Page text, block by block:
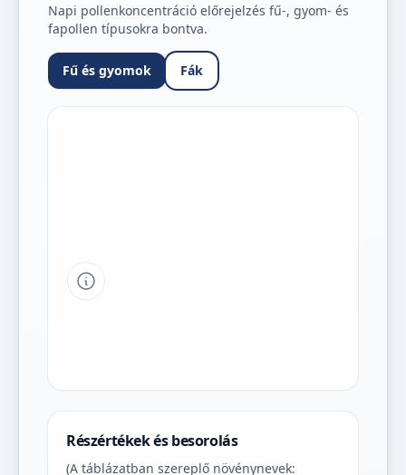
Napi pollenkoncentráció előrejelzés fű-, gyom- és
fapollen típusokra bontva.
Fű és gyomok Fák
Tipp a grafikon jelmagyarázatához
Részértékek és besorolás
(A táblázatban szereplő növénynevek: